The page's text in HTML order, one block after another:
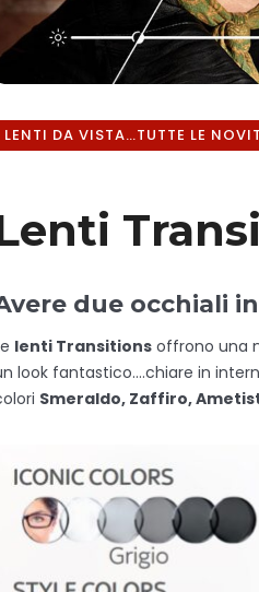
LENTI DA VISTA…TUTTE LE
due occhiali
lenti Transitions offrono una
look fantastico….chiare in
Smeraldo, Zaffiro,